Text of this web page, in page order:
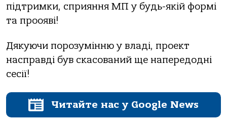
підтримки, сприяння МП у будь-якій формі
та проояві!
Дякуючи порозумінню у владі, проект
насправді був скасований ще напередодні
сесії!
Читайте нас у Google News